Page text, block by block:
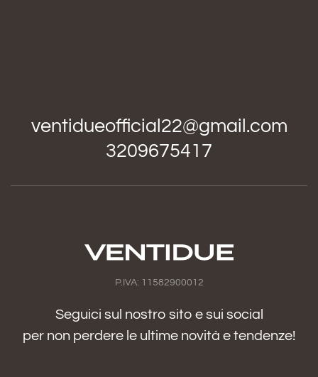
ventidueofficial22@gmail.com
3209675417
P.IVA: 11582900012
Seguici sul nostro sito e sui social
per non perdere le ultime novità e tendenze!